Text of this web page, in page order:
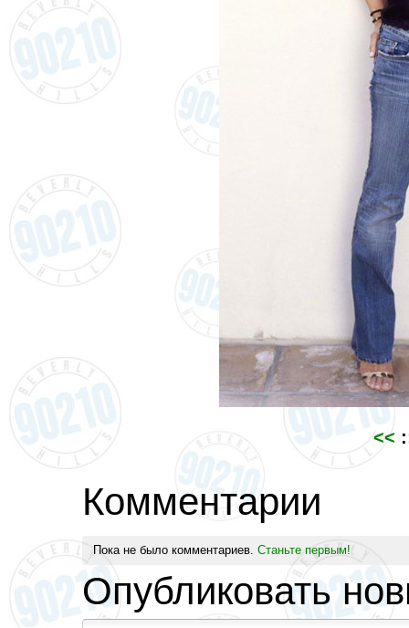
<<
Комментарии
Пока не было комментариев. Станьте первым!
Опубликовать